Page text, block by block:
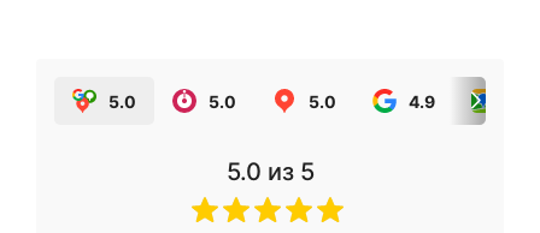
5.0 5.0 5.0 4.9
5.0 из 5